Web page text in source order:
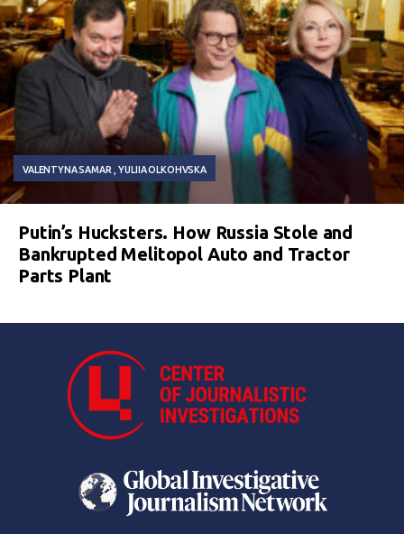
VALENTYNA SAMAR YULIIA OLKOHVSKA
Putin’s Hucksters. How Russia Stole and
Bankrupted Melitopol Auto and Tractor
Parts Plant